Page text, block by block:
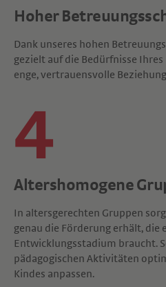
Hoher
Dank unseres hohen
gezielt auf die Bedürfnisse
enge, vertrauensvolle
4
Altershomogene
In altersgerechten Gruppen
genau die Förderung erhält, die
Entwicklungsstadium braucht.
pädagogischen Aktivitäten
Kindes anpassen.